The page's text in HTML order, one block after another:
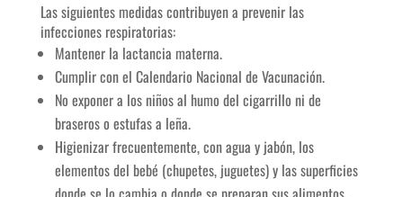
Las siguientes medidas contribuyen a prevenir las
infecciones respiratorias:
Mantener la lactancia materna.
Cumplir con el Calendario Nacional de Vacunación.
No exponer a los niños al humo del cigarrillo ni de
braseros o estufas a leña.
Higienizar frecuentemente, con agua y jabón, los
elementos del bebé (chupetes, juguetes) y las superficies